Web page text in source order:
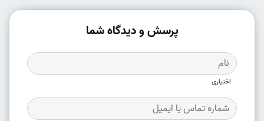
پرسش و دیدگاه شما
اختیاری